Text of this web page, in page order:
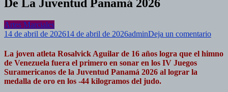
De La Juventud Panamá 2026
Artes Marciales
14 de abril de 202614 de abril de 2026adminDeja un comentarioen
La joven atleta Rosalvick Aguilar de 16 años logra que el himno
de Venezuela fuera el primero en sonar en los IV Juegos
Suramericanos de la Juventud Panamá 2026 al lograr la
medalla de oro en los -44 kilogramos del judo.